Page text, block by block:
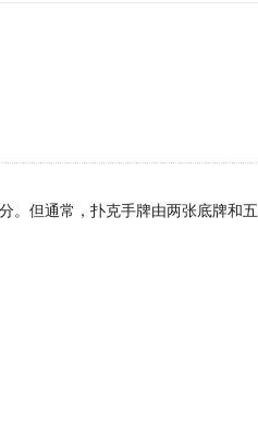
。但通常，扑克手牌由两张底牌和五